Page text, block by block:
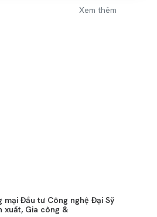
Xem thêm
mại Đầu tư Công nghệ Đại Sỹ
xuất, Gia công &